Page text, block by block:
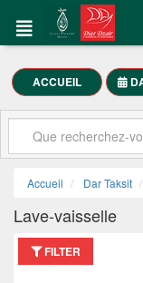
Accueil
Mon
العربية
DAR
Meubles
Maison
Motocycle
Mon
ACCUEIL
Accueil Dar Taksit
Lave-vaisselle
FILTER